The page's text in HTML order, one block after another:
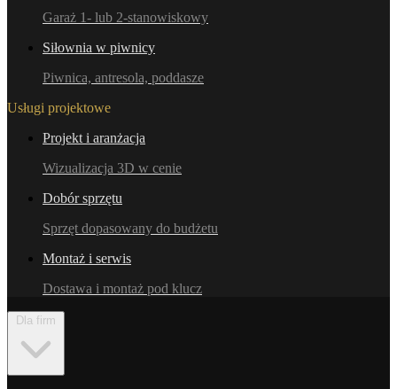
Garaż 1- lub 2-stanowiskowy
Siłownia w piwnicy
Piwnica, antresola, poddasze
Usługi projektowe
Projekt i aranżacja
Wizualizacja 3D w cenie
Dobór sprzętu
Sprzęt dopasowany do budżetu
Montaż i serwis
Dostawa i montaż pod klucz